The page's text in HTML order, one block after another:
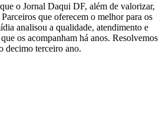
o Jornal Daqui DF, além de valorizar,
que oferecem o melhor para os
analisou a qualidade, atendimento e
os acompanham há anos. Resolvemos
decimo terceiro ano.